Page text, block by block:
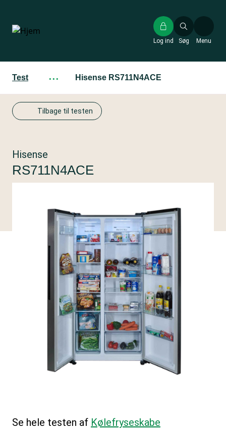
hovedindhold
Søg
Log ind Menu
Test ··· Hisense RS711N4ACE
Tilbage til testen
Hisense
RS711N4ACE
Se hele testen af Kølefryseskabe